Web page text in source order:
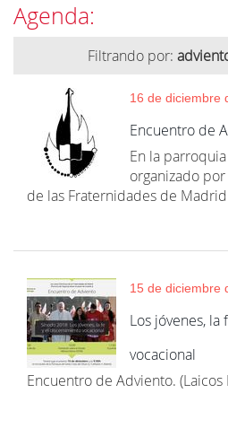
Agenda:
Filtrando por:
16 de diciembre
Encuentro de
En la
organizado
de las Fraternidades de Madrid
15 de diciembre
Los jóvenes,
vocacional
Encuentro de Adviento.